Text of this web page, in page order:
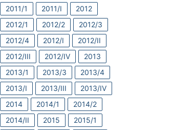
2011/1
2011/I
2012
2012/1
2012/2
2012/3
2012/4
2012/I
2012/II
2012/III
2012/IV
2013
2013/1
2013/3
2013/4
2013/I
2013/III
2013/IV
2014
2014/1
2014/2
2014/II
2015
2015/1